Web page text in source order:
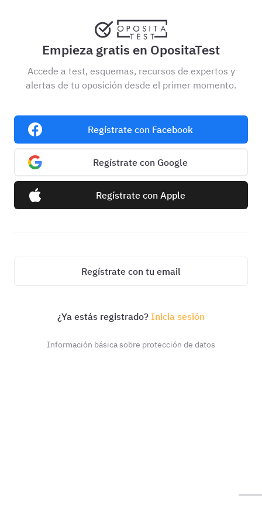
Empieza gratis en OpositaTest
Accede a test, esquemas, recursos de expertos y
alertas de tu oposición desde el primer momento.
Regístrate con Facebook
Regístrate con Google
Regístrate con Apple
Regístrate con tu email
¿Ya estás registrado? Inicia sesión
Información básica sobre protección de datos